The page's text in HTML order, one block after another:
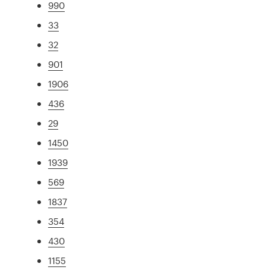
990
33
32
901
1906
436
29
1450
1939
569
1837
354
430
1155